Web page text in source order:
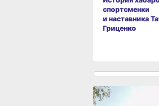
спортсменки
и наставника
Гриценко